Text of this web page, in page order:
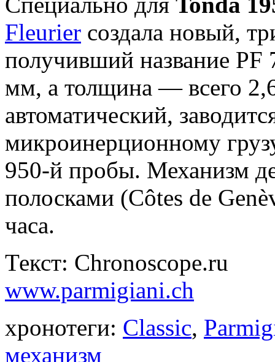
Fleurier создала новый,
получивший название PF
мм, а толщина — всего
автоматический,
микроинерционному
950-й пробы. Механизм
полосками (Côtes de
часа.
Текст: Chronoscope.ru
www.parmigiani.ch
хронотеги: Classic,
механизм